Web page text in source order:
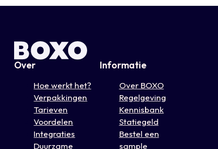
Over
Hoe werkt het?
Verpakkingen
Tarieven
Voordelen
Integraties
Duurzame
Informatie
Over BOXO
Regelgeving
Kennisbank
Statiegeld
Bestel een
sample